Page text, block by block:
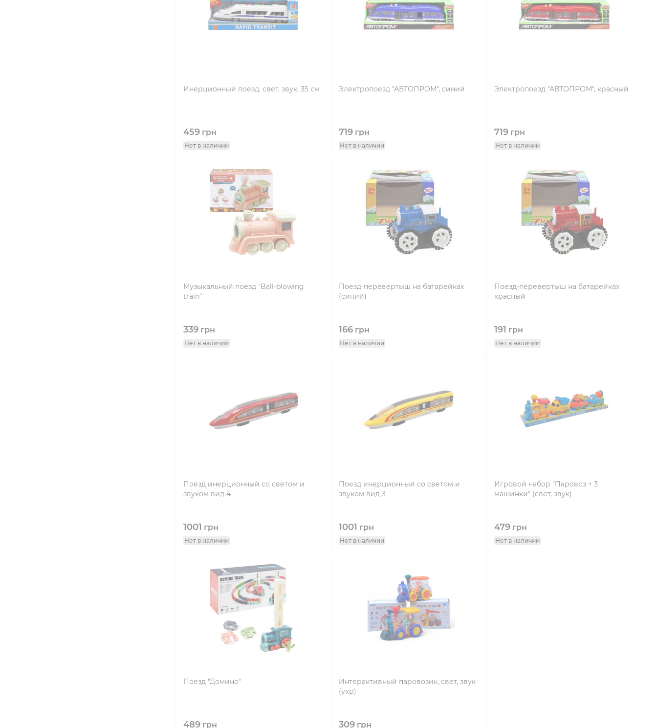
Инерционный поезд, свет, звук, 35 см
459грн
Нет в наличии
Электропоезд "АВТОПРОМ", синий
719грн
Нет в наличии
Электропоезд "АВТОПРОМ", красный
719грн
Нет в наличии
Музыкальный поезд "Ball-blowing
train"
339грн
Нет в наличии
Поезд-перевертыш на батарейках
(синий)
166грн
Нет в наличии
Поезд-перевертыш на батарейках
красный
191 грн
Нет в наличии
Поезд инерционный со светом и
звуком вид 4
1001 грн
Нет в наличии
Поезд инерционный со светом и
звуком вид 3
1001 грн
Нет в наличии
Игровой набор "Паровоз + 3
машинки" (свет, звук)
479грн
Нет в наличии
Поезд "Домино"
489грн
Интерактивный паровозик, свет, звук
(укр)
309грн